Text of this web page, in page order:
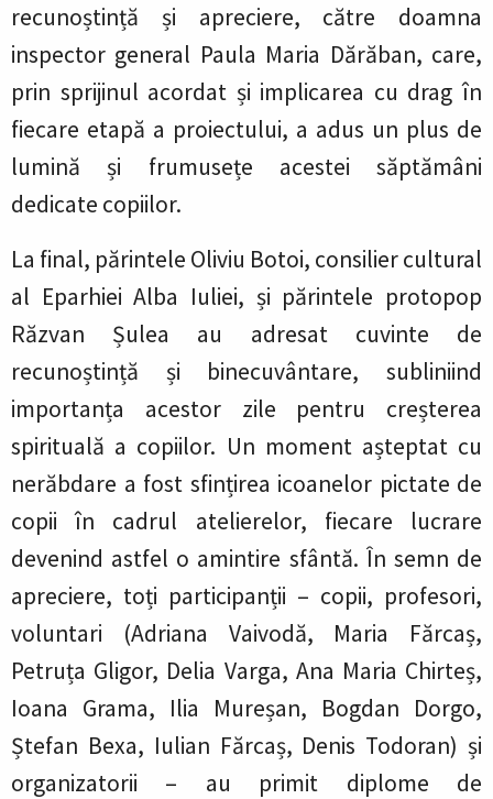
recunoștință și apreciere, către doamna
inspector general Paula Maria Dărăban, care,
prin sprijinul acordat și implicarea cu drag în
fiecare etapă a proiectului, a adus un plus de
lumină și frumusețe acestei săptămâni
dedicate copiilor.
La final, părintele Oliviu Botoi, consilier cultural
al Eparhiei Alba Iuliei, și părintele protopop
Răzvan Șulea au adresat cuvinte de
recunoștință și binecuvântare, subliniind
importanța acestor zile pentru creșterea
spirituală a copiilor. Un moment așteptat cu
nerăbdare a fost sfințirea icoanelor pictate de
copii în cadrul atelierelor, fiecare lucrare
devenind astfel o amintire sfântă. În semn de
apreciere, toți participanții – copii, profesori,
voluntari (Adriana Vaivodă, Maria Fărcaș,
Petruța Gligor, Delia Varga, Ana Maria Chirteș,
Ioana Grama, Ilia Mureșan, Bogdan Dorgo,
Ștefan Bexa, Iulian Fărcaș, Denis Todoran) și
organizatorii – au primit diplome de